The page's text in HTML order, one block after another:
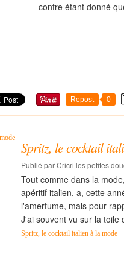
contre étant donné
Repost 0
Spritz, le cocktail
Publié par Cricri les petites
Tout comme dans la
apéritif italien, a, cette
l'amertume, mais pour
J'ai souvent vu sur la toile
Spritz, le cocktail italien à la mode